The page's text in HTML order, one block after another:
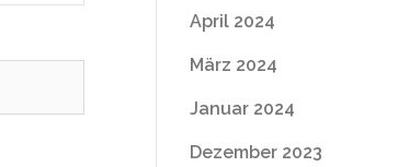
April 2024
März 2024
Januar 2024
Dezember 2023